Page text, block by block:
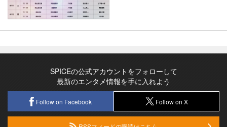
SPICEの公式アカウントをフォローして
最新のエンタメ情報を手に入れよう
Follow on Facebook Follow on X